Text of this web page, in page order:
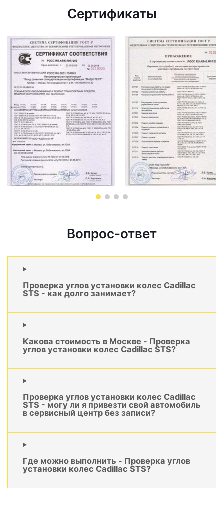
Сертификаты
Вопрос-ответ
Проверка углов установки колес Cadillac
STS - как долго занимает?
Какова стоимость в Москве - Проверка
углов установки колес Cadillac STS?
Проверка углов установки колес Cadillac
STS - могу ли я привезти свой автомобиль
в сервисный центр без записи?
Где можно выполнить - Проверка углов
установки колес Cadillac STS?